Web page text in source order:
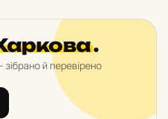
.
й перевірено